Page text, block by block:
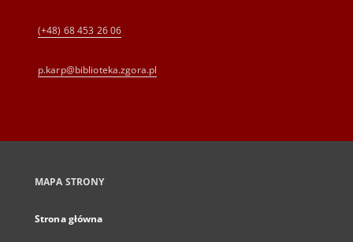
(+48) 68 453 26 06
p.karp@biblioteka.zgora.pl
MAPA STRONY
Strona główna